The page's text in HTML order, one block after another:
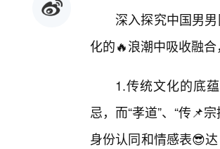
深入探究中国男
化的🔥浪潮中吸收融
1.传统文化的底
忌，而“孝道”、“传📌
身份认同和情感表😎